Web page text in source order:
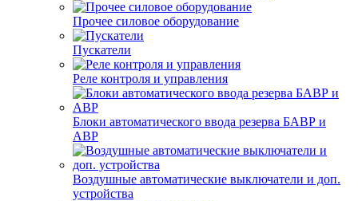
Прочее силовое оборудование
Пускатели
Реле контроля и управления
Блоки автоматического ввода резерва БАВР и
АВР
Воздушные автоматические выключатели и доп.
устройства